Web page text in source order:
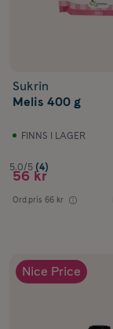
Sukrin
Melis 400 g
FINNS I LAGER
5.0/5 (4)
56 kr
Ord.pris 66 kr
Nice Price